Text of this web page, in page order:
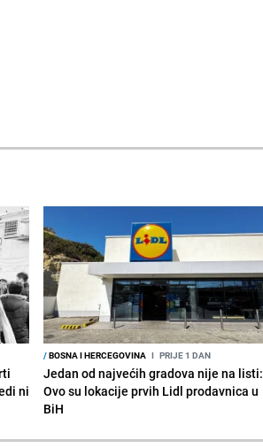
ni
/BOSNA I HERCEGOVINA I PRIJE 1 DAN
Jedan od najvećih gradova nije na listi:
Ovo su lokacije prvih Lidl prodavnica u
BiH